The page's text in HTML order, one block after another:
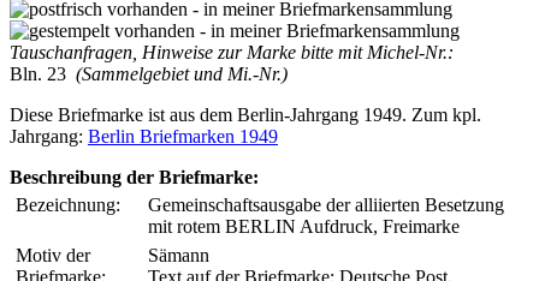
Tauschanfragen, Hinweise zur Marke bitte mit Michel-Nr.:
Bln. 23 (Sammelgebiet und Mi.-Nr.)
Diese Briefmarke ist aus dem Berlin-Jahrgang 1949. Zum kpl.
Jahrgang: Berlin Briefmarken 1949
Beschreibung der Briefmarke:
Bezeichnung:
Gemeinschaftsausgabe der alliierten Besetzung
mit rotem BERLIN Aufdruck, Freimarke
Motiv der
Briefmarke:
Sämann
Text auf der Briefmarke: Deutsche Post,